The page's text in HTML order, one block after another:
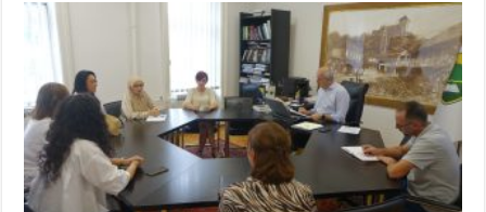
članicama
Udruženja
Veza
života